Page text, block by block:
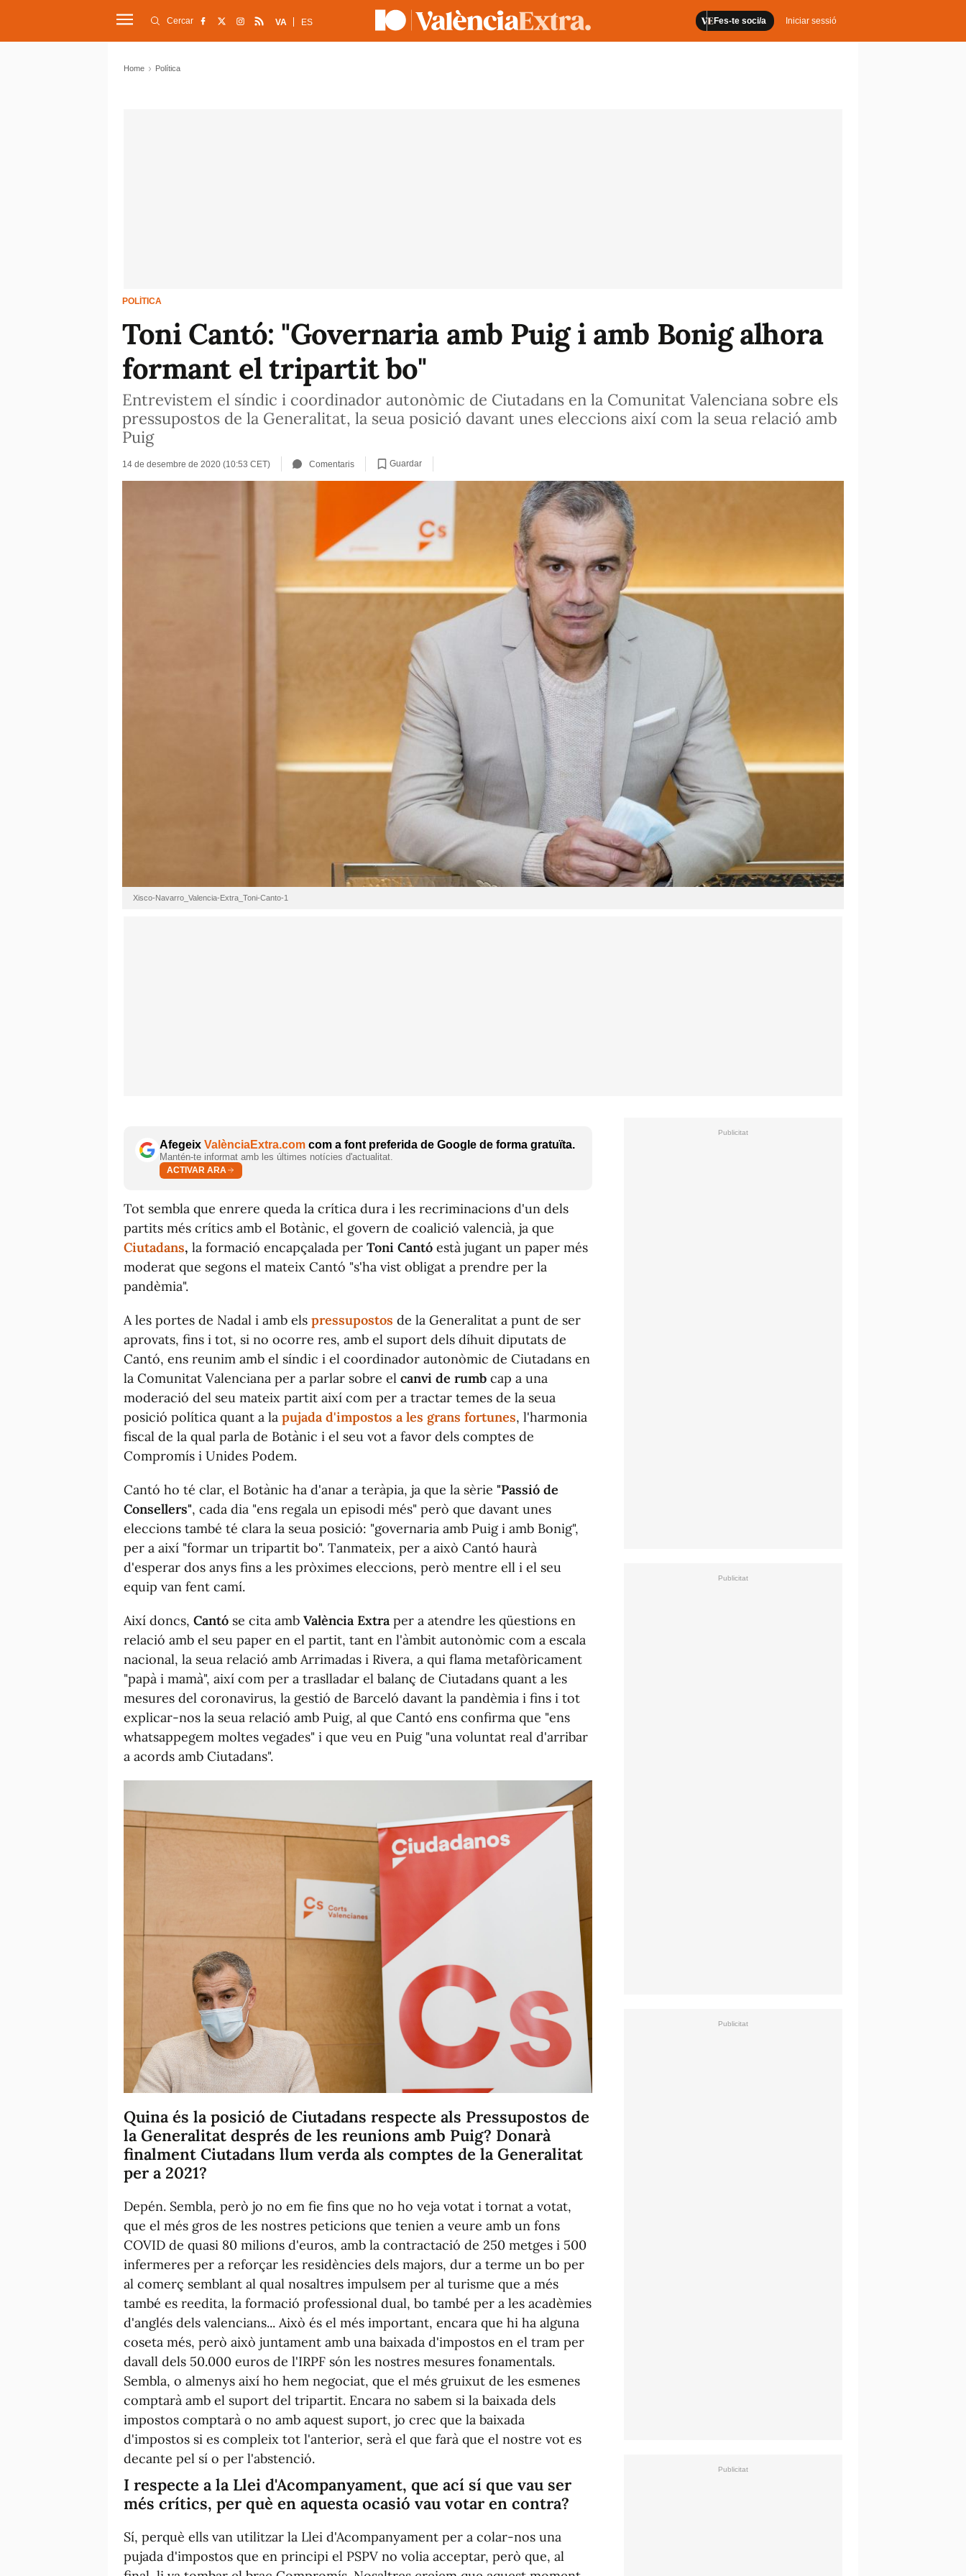
Fes-te soci/a Iniciar sessió
Cercar VA ES
Home Política
POLÍTICA
Toni Cantó: "Governaria amb Puig i amb Bonig alhora
formant el tripartit bo"
Entrevistem el síndic i coordinador autonòmic de Ciutadans en la Comunitat Valenciana sobre els
pressupostos de la Generalitat, la seua posició davant unes eleccions així com la seua relació amb
Puig
14 de desembre de 2020 (10:53 CET) Comentaris Guardar
Xisco-Navarro_Valencia-Extra_Toni-Canto-1
Afegeix ValènciaExtra.com com a font preferida de Google de forma gratuïta.
Mantén-te informat amb les últimes notícies d'actualitat.
ACTIVAR ARA
Tot sembla que enrere queda la crítica dura i les recriminacions d'un dels
partits més crítics amb el Botànic, el govern de coalició valencià, ja que
Ciutadans, la formació encapçalada per Toni Cantó està jugant un paper més
moderat que segons el mateix Cantó "s'ha vist obligat a prendre per la
pandèmia".
A les portes de Nadal i amb els pressupostos de la Generalitat a punt de ser
aprovats, fins i tot, si no ocorre res, amb el suport dels díhuit diputats de
Cantó, ens reunim amb el síndic i el coordinador autonòmic de Ciutadans en
la Comunitat Valenciana per a parlar sobre el canvi de rumb cap a una
moderació del seu mateix partit així com per a tractar temes de la seua
posició política quant a la pujada d'impostos a les grans fortunes, l'harmonia
fiscal de la qual parla de Botànic i el seu vot a favor dels comptes de
Compromís i Unides Podem.
Cantó ho té clar, el Botànic ha d'anar a teràpia, ja que la sèrie "Passió de
Consellers", cada dia "ens regala un episodi més" però que davant unes
eleccions també té clara la seua posició: "governaria amb Puig i amb Bonig",
per a així "formar un tripartit bo". Tanmateix, per a això Cantó haurà
d'esperar dos anys fins a les pròximes eleccions, però mentre ell i el seu
equip van fent camí.
Així doncs, Cantó se cita amb València Extra per a atendre les qüestions en
relació amb el seu paper en el partit, tant en l'àmbit autonòmic com a escala
nacional, la seua relació amb Arrimadas i Rivera, a qui flama metafòricament
"papà i mamà", així com per a traslladar el balanç de Ciutadans quant a les
mesures del coronavirus, la gestió de Barceló davant la pandèmia i fins i tot
explicar-nos la seua relació amb Puig, al que Cantó ens confirma que "ens
whatsappegem moltes vegades" i que veu en Puig "una voluntat real d'arribar
a acords amb Ciutadans".
Quina és la posició de Ciutadans respecte als Pressupostos de
la Generalitat després de les reunions amb Puig? Donarà
finalment Ciutadans llum verda als comptes de la Generalitat
per a 2021?
Depén. Sembla, però jo no em fie fins que no ho veja votat i tornat a votat,
que el més gros de les nostres peticions que tenien a veure amb un fons
COVID de quasi 80 milions d'euros, amb la contractació de 250 metges i 500
infermeres per a reforçar les residències dels majors, dur a terme un bo per
al comerç semblant al qual nosaltres impulsem per al turisme que a més
també es reedita, la formació professional dual, bo també per a les acadèmies
d'anglés dels valencians... Això és el més important, encara que hi ha alguna
coseta més, però això juntament amb una baixada d'impostos en el tram per
davall dels 50.000 euros de l'IRPF són les nostres mesures fonamentals.
Sembla, o almenys així ho hem negociat, que el més gruixut de les esmenes
comptarà amb el suport del tripartit. Encara no sabem si la baixada dels
impostos comptarà o no amb aquest suport, jo crec que la baixada
d'impostos si es compleix tot l'anterior, serà el que farà que el nostre vot es
decante pel sí o per l'abstenció.
I respecte a la Llei d'Acompanyament, que ací sí que vau ser
més crítics, per què en aquesta ocasió vau votar en contra?
Sí, perquè ells van utilitzar la Llei d'Acompanyament per a colar-nos una
pujada d'impostos que en principi el PSPV no volia acceptar, però que, al